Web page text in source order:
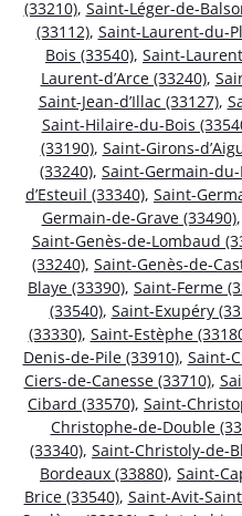
(33210), Saint-Léger-de-
(33112), Saint-Laurent-du-
Bois (33540), Saint-
Laurent-d’Arce (33240),
Saint-Jean-d’Illac (33127),
Saint-Hilaire-du-Bois
(33190), Saint-Girons-
(33240), Saint-Germain-du-
d’Esteuil (33340), Saint-
Germain-de-Grave (33490),
Saint-Genès-de-Lombaud
(33240), Saint-Genès-de-
Blaye (33390), Saint-Ferme
(33540), Saint-Exupéry
(33330), Saint-Estèphe
Denis-de-Pile (33910), Saint-
Ciers-de-Canesse (33710),
Cibard (33570), Saint-
Christophe-de-Double
(33340), Saint-Christoly-de-
Bordeaux (33880), Saint-
Brice (33540), Saint-Avit-